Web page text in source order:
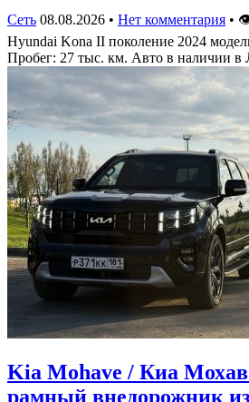
Сеть 08.08.2026 • Нет комментария •
Hyundai Kona II поколение 2024
Пробег: 27 тыс. км. Авто в наличии
Kia Mohave / Киа
рамный внедорожник из